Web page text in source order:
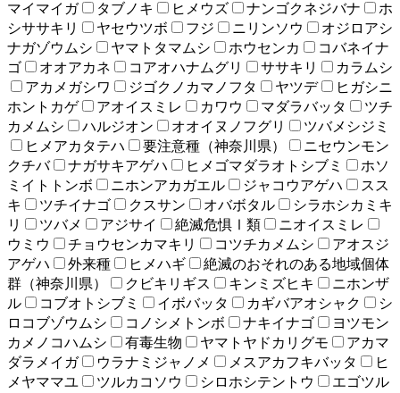
マイマイガ
タブノキ ヒメウズ ナンゴクネジバナ
ホ
シササキリ
ヤセウツボ フジ ニリンソウ
オジロアシ
ナガゾウムシ
ヤマトタマムシ ホウセンカ
コバネイナ
ゴ
オオアカネ コアオハナムグリ ササキリ
カラムシ
アカメガシワ
ジゴクノカマノフタ ヤツデ
ヒガシニ
ホントカゲ
アオイスミレ カワウ マダラバッタ
ツチ
カメムシ
ハルジオン オオイヌノフグリ
ツバメシジミ
ヒメアカタテハ
要注意種（神奈川県）
ニセウンモン
クチバ
ナガサキアゲハ ヒメゴマダラオトシブミ
ホソ
ミイトトンボ
ニホンアカガエル ジャコウアゲハ
スス
キ
ツチイナゴ クスサン オバボタル
シラホシカミキ
リ
ツバメ アジサイ 絶滅危惧Ⅰ類
ニオイスミレ
ウミウ
チョウセンカマキリ コツチカメムシ
アオスジ
アゲハ
外来種 ヒメハギ
絶滅のおそれのある地域個体
群（神奈川県）
クビキリギス キンミズヒキ
ニホンザ
ル
コブオトシブミ イボバッタ カギバアオシャク
シ
ロコブゾウムシ
コノシメトンボ ナキイナゴ
ヨツモン
カメノコハムシ
有毒生物 ヤマトヤドカリグモ
アカマ
ダラメイガ
ウラナミジャノメ メスアカフキバッタ
ヒ
メヤママユ
ツルカコソウ シロホシテントウ
エゴツル